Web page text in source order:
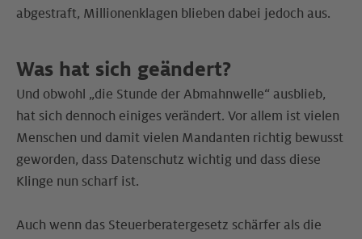
abgestraft, Millionenklagen blieben dabei jedoch aus.
Was hat sich geändert?
Und obwohl „die Stunde der Abmahnwelle“ ausblieb,
hat sich dennoch einiges verändert. Vor allem ist vielen
Menschen und damit vielen Mandanten richtig bewusst
geworden, dass Datenschutz wichtig und dass diese
Klinge nun scharf ist.
Auch wenn das Steuerberatergesetz schärfer als die